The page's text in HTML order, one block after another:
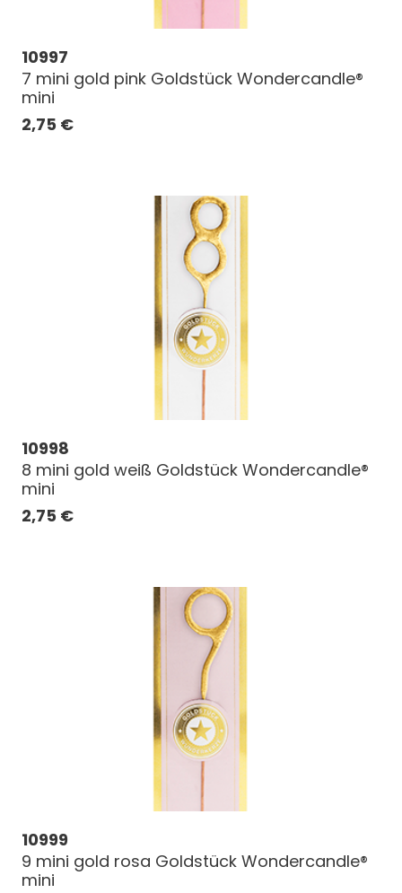
10997
7 mini gold pink Goldstück Wondercandle®
mini
2,75 €
10998
8 mini gold weiß Goldstück Wondercandle®
mini
2,75 €
10999
9 mini gold rosa Goldstück Wondercandle®
mini